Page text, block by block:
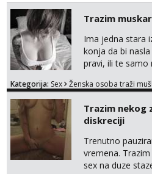
Trazim
Ima jedna stara
konja da bi
pravi, ili te
na sexdater link
Kategorija: Sex Ženska osoba traži
Trazim nekog
diskreciji
Trenutno
vremena.
sex na duze